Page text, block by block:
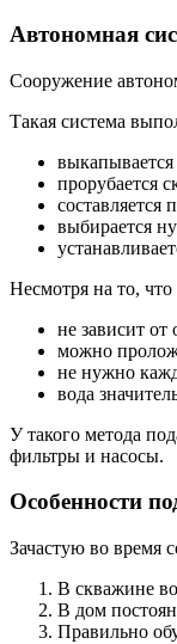
Автономная
Сооружение
Такая система
выкапывается
прорубается
составляется
выбирается
Несмотря на то,
не зависит
можно
не нужно
вода
У такого метода
фильтры и насосы.
Особенности
Зачастую во время
В скважине
В дом
Правильно